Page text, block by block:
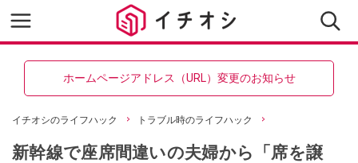
ホームページアドレス（URL）変更のお知らせ
イチオシのライフハック トラブル時のライフハック
新幹線で座席間違いの夫婦から「席を譲